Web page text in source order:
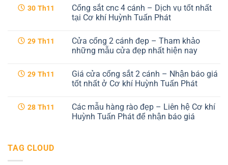
bình
luận
ở
sắt
cnc
4
đại
tại
Cơ
Tuấn
Phát
30 Th11
Cổng sắt cnc 4 cánh – Dịch vụ tốt nhất
tại Cơ khí Huỳnh Tuấn Phát
bình
luận
ở
cnc
4
cánh
vụ
tốt
nhất
29 Th11
Cửa cổng 2 cánh đẹp – Tham khảo
những mẫu cửa đẹp nhất hiện nay
bình
luận
ở
2
cánh
đẹp
29 Th11
Giá cửa cổng sắt 2 cánh – Nhận báo giá
tốt nhất ở Cơ khí Huỳnh Tuấn Phát
bình
luận
ở
28 Th11
Các mẫu hàng rào đẹp – Liên hệ Cơ khí
Huỳnh Tuấn Phát để nhận báo giá
TAG CLOUD